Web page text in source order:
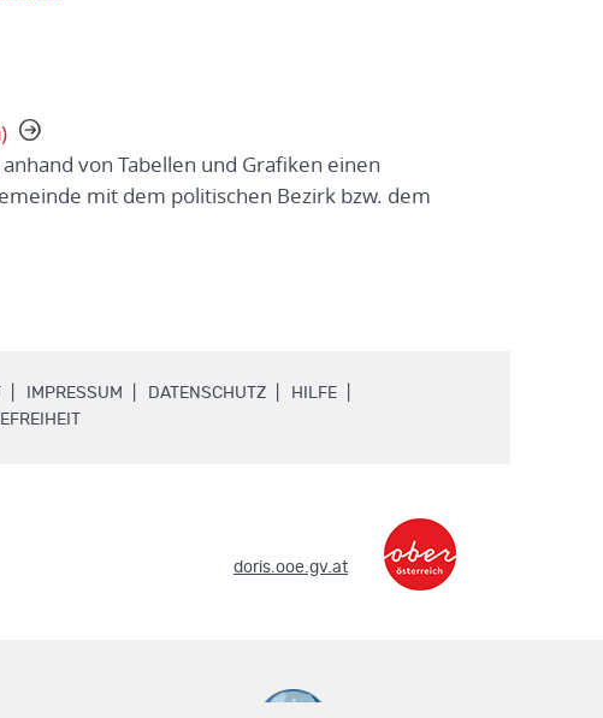
von Tabellen und Grafiken einen
mit dem politischen Bezirk bzw. dem
IMPRESSUM DATENSCHUTZ HILFE
.
doris.ooe.gv.at.